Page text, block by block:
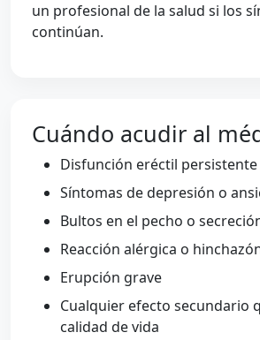
un profesional de la salud si los
continúan.
Cuándo acudir al
Disfunción eréctil persistente
Síntomas de depresión o
Bultos en el pecho o
Reacción alérgica o
Erupción grave
Cualquier efecto secundario
calidad de vida